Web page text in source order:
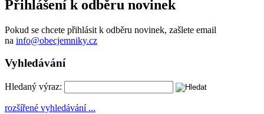
Přihlášení k odběru novinek
Pokud se chcete přihlásit k odběru novinek, zašlete email
na info@obecjemniky.cz
Vyhledávání
Hledaný výraz:
rozšířené vyhledávání ...